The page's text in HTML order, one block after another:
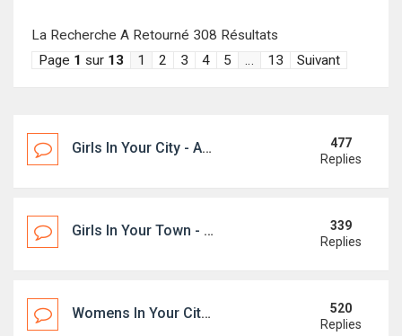
La Recherche A Retourné 308 Résultats
Page 1 sur 13 1 2 3 4 5 … 13 Suivant
Girls In Your City - Anonymous Casual Dating - No Selfie
477
Replies
Girls In Your Town - Anonymous Casual Dating - No Selfie
339
Replies
Womens In Your City - Anonymous Adult Dating - No Verify
520
Replies